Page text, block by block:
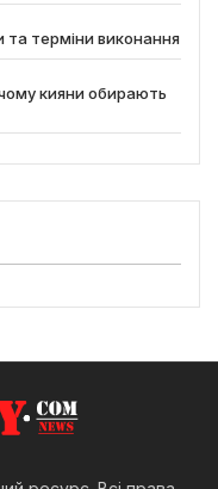
та терміни виконання
кияни обирають